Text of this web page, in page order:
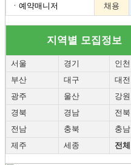
ㆍ 예약매니저 채용
지역별 모집정보
서울 경기
인천
부산
대구
대전
광주
울산
강원
경북
경남
전북
전남
충북
충남
제주
세종 전체